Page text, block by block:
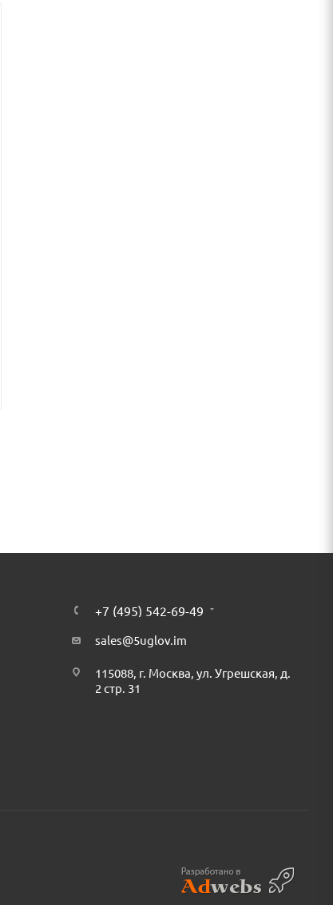
+7 (495) 542-69-49
sales@5uglov.im
115088, г. Москва, ул. Угрешская, д.
2 стр. 31